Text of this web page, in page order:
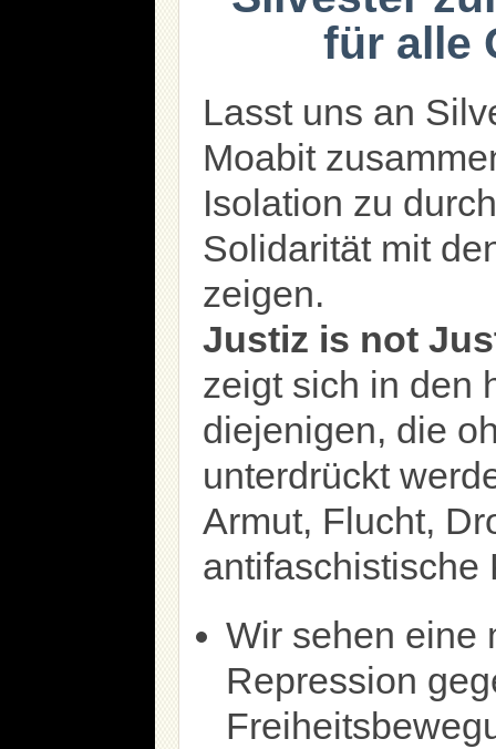
für alle
Lasst uns an
Moabit
Isolation zu
Solidarität mit
zeigen.
Justiz is not
zeigt sich in den
diejenigen, die
unterdrückt
Armut, Flucht,
antifaschistische
Wir sehen eine
Repression